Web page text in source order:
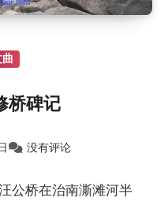
桥碑记
没有评论
公桥在治南澌滩河半